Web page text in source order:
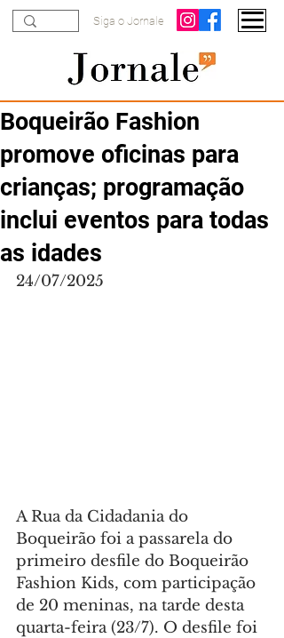
Siga o Jornale
Boqueirão Fashion
promove oficinas para
crianças; programação
inclui eventos para todas
as idades
24/07/2025
A Rua da Cidadania do
Boqueirão foi a passarela do
primeiro desfile do Boqueirão
Fashion Kids, com participação
de 20 meninas, na tarde desta
quarta-feira (23/7). O desfile foi